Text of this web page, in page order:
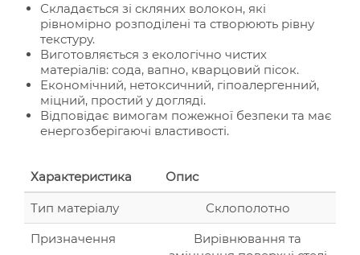
Складається зі скляних волокон, які
рівномірно розподілені та створюють рівну
текстуру.
Виготовляється з екологічно чистих
матеріалів: сода, вапно, кварцовий пісок.
Економічний, нетоксичний, гіпоалергенний,
міцний, простий у догляді.
Відповідає вимогам пожежної безпеки та має
енергозберігаючі властивості.
Характеристика Опис
Тип матеріалу
Склополотно
Призначення
Вирівнювання та